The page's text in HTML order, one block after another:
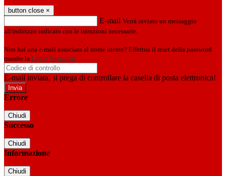
button close ×
E-mail Verrà inviato un messaggio
all'indirizzo indicato con le istruzioni necessarie.
Non hai una e-mail associata al nome utente? Effettua il reset della password
tramite la Login Spaggiari
E-mail inviata, si prega di controllare la casella di posta elettronica!
Errore
Chiudi
Successo
Chiudi
Informazione
Chiudi